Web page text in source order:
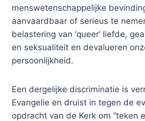
menswetenschappelijke
aanvaardbaar of serieus te
belastering van ‘queer’ liefde,
en seksualiteit en devalueren
persoonlijkheid.
Een dergelijke discriminatie is
Evangelie en druist in tegen de
opdracht van de Kerk om “teken